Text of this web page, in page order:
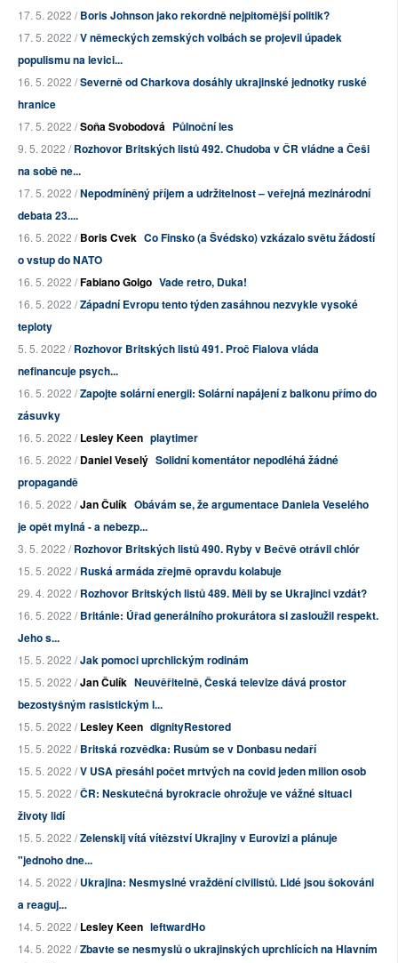
17. 5. 2022 /Boris Johnson jako rekordně nejpitomější politik?
17. 5. 2022 /V německých zemských volbách se projevil úpadek
populismu na levici...
16. 5. 2022 /Severně od Charkova dosáhly ukrajinské jednotky ruské
hranice
17. 5. 2022 /Soňa Svobodová Půlnoční les
9. 5. 2022 /Rozhovor Britských listů 492. Chudoba v ČR vládne a Češi
na sobě ne...
17. 5. 2022 /Nepodmíněný příjem a udržitelnost – veřejná mezinárodní
debata 23....
16. 5. 2022 /Boris Cvek Co Finsko (a Švédsko) vzkázalo světu žádostí
o vstup do NATO
16. 5. 2022 /Fabiano Golgo Vade retro, Duka!
16. 5. 2022 /Západní Evropu tento týden zasáhnou nezvykle vysoké
teploty
5. 5. 2022 /Rozhovor Britských listů 491. Proč Fialova vláda
nefinancuje psych...
16. 5. 2022 /Zapojte solární energii: Solární napájení z balkonu přímo do
zásuvky
16. 5. 2022 /Lesley Keen playtimer
16. 5. 2022 /Daniel Veselý Solidní komentátor nepodléhá žádné
propagandě
16. 5. 2022 /Jan Čulík Obávám se, že argumentace Daniela Veselého
je opět mylná - a nebezp...
3. 5. 2022 /Rozhovor Britských listů 490. Ryby v Bečvě otrávil chlór
15. 5. 2022 /Ruská armáda zřejmě opravdu kolabuje
29. 4. 2022 /Rozhovor Britských listů 489. Měli by se Ukrajinci vzdát?
16. 5. 2022 /Británie: Úřad generálního prokurátora si zasloužil respekt.
Jeho s...
15. 5. 2022 /Jak pomoci uprchlickým rodinám
15. 5. 2022 /Jan Čulík Neuvěřitelně, Česká televize dává prostor
bezostyšným rasistickým l...
15. 5. 2022 /Lesley Keen dignityRestored
15. 5. 2022 /Britská rozvědka: Rusům se v Donbasu nedaří
15. 5. 2022 /V USA přesáhl počet mrtvých na covid jeden milion osob
15. 5. 2022 /ČR: Neskutečná byrokracie ohrožuje ve vážné situaci
životy lidí
15. 5. 2022 /Zelenskij vítá vítězství Ukrajiny v Eurovizi a plánuje
"jednoho dne...
14. 5. 2022 /Ukrajina: Nesmyslné vraždění civilistů. Lidé jsou šokováni
a reaguj...
14. 5. 2022 /Lesley Keen leftwardHo
14. 5. 2022 /Zbavte se nesmyslů o ukrajinských uprchlících na Hlavním